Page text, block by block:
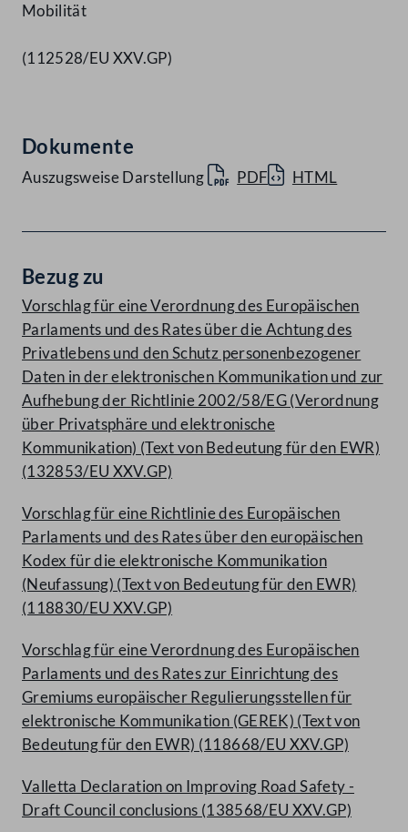
Mobilität
(112528/EU XXV.GP)
Dokumente
Auszugsweise Darstellung PDF HTML
Bezug zu
Vorschlag für eine Verordnung des Europäischen
Parlaments und des Rates über die Achtung des
Privatlebens und den Schutz personenbezogener
Daten in der elektronischen Kommunikation und zur
Aufhebung der Richtlinie 2002/58/EG (Verordnung
über Privatsphäre und elektronische
Kommunikation) (Text von Bedeutung für den EWR)
(132853/EU XXV.GP)
Vorschlag für eine Richtlinie des Europäischen
Parlaments und des Rates über den europäischen
Kodex für die elektronische Kommunikation
(Neufassung) (Text von Bedeutung für den EWR)
(118830/EU XXV.GP)
Vorschlag für eine Verordnung des Europäischen
Parlaments und des Rates zur Einrichtung des
Gremiums europäischer Regulierungsstellen für
elektronische Kommunikation (GEREK) (Text von
Bedeutung für den EWR) (118668/EU XXV.GP)
Valletta Declaration on Improving Road Safety -
Draft Council conclusions (138568/EU XXV.GP)